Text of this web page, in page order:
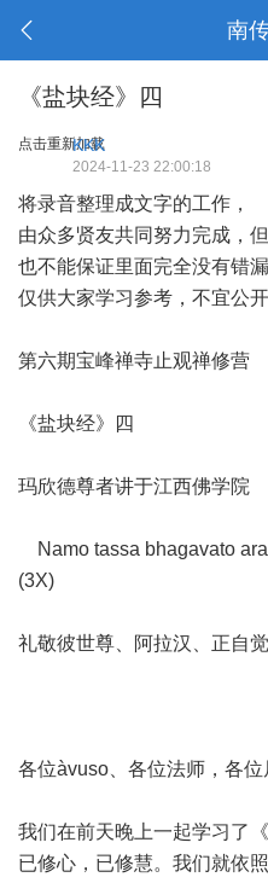
南
《盐块经》四
点击重新加载
KKK
2024-11-23 22:00:18
将录音整理成文字的工作，
由众多贤友共同努力完成，
也不能保证里面完全没有错
仅供大家学习参考，不宜公开
第六期宝峰禅寺止观禅修营
《盐块经》四
玛欣德尊者讲于江西佛学院
Namo tassa bhagavato
(3X)
礼敬彼世尊、阿拉汉、正自
各位àvuso、各位法师，各位
我们在前天晚上一起学习了
已修心，已修慧。我们就依